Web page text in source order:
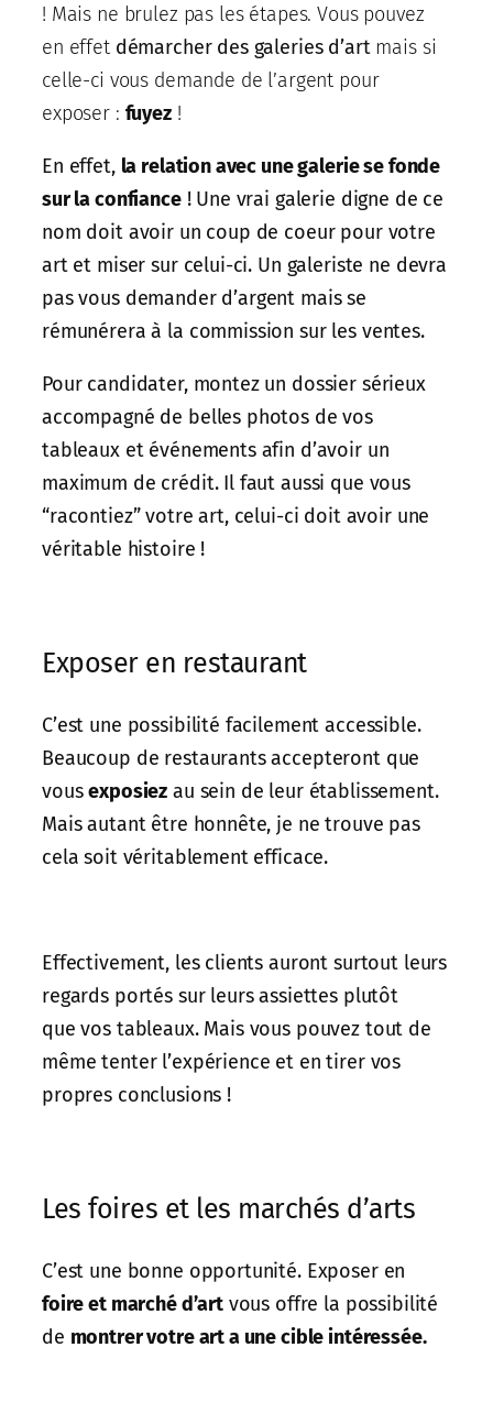
! Mais ne brulez pas les étapes. Vous pouvez
en effet démarcher des galeries d’artmais si
celle-ci vous demande de l’argent pour
exposer : fuyez!
En effet, la relation avec une galerie se fonde
sur la confiance! Une vrai galerie digne de ce
nom doit avoir un coup de coeur pour votre
art et miser sur celui-ci. Un galeriste ne devra
pas vous demander d’argent mais se
rémunérera à la commission sur les ventes.
Pour candidater, montez un dossier sérieux
accompagné de belles photos de vos
tableaux et événements afin d’avoir un
maximum de crédit. Il faut aussi que vous
“racontiez” votre art, celui-ci doit avoir une
véritable histoire !
Exposer en restaurant
C’est une possibilité facilement accessible.
Beaucoup de restaurants accepteront que
vousexposiez au sein de leur établissement.
Mais autant être honnête, je ne trouve pas
cela soit véritablement efficace.
Effectivement, les clients auront surtout leurs
regards portés sur leurs assiettes plutôt
que vos tableaux. Mais vous pouvez tout de
même tenter l’expérience et en tirer vos
propres conclusions !
Les foires et les marchés d’arts
C’est une bonne opportunité. Exposer en
foire et marché d’artvous offre la possibilité
de montrer votre art a une cible intéressée.